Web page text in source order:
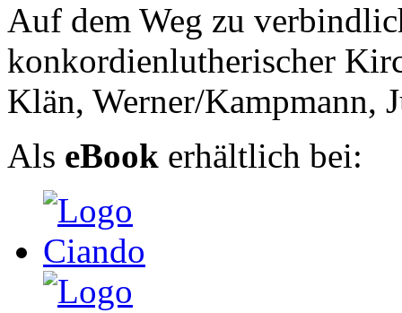
Auf dem Weg zu
konkordienlutherischer
Klän, Werner/Kampmann,
Als eBook erhältlich bei: